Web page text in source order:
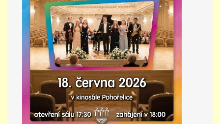
DOTACE
GDPR
ZUŠ Pohořelice
Školní 462
Pohořelice